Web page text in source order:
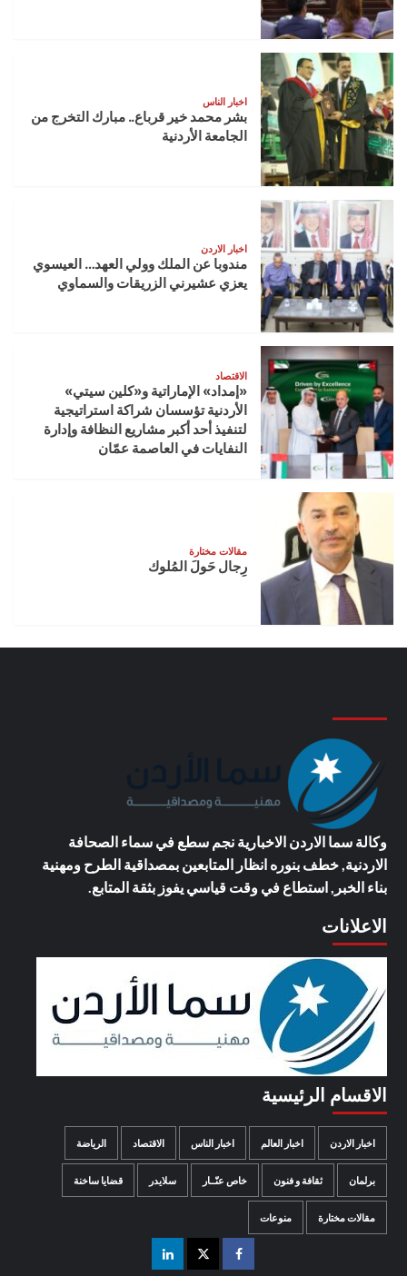
اخبار الناس
بشر محمد خير قرباع.. مبارك التخرج من
الجامعة الأردنية
اخبار الاردن
مندوبا عن الملك وولي العهد… العيسوي
يعزي عشيرني الزريقات والسماوي
الاقتصاد
«إمداد» الإماراتية و«كلين سيتي»
الأردنية تؤسسان شراكة استراتيجية
لتنفيذ أحد أكبر مشاريع النظافة وإدارة
النفايات في العاصمة عمّان
مقالات مختارة
رِجال حَولَ المُلوك
وكالة سما الاردن الاخباريةنجم سطع في سماء الصحافة
الاردنية, خطف بنوره انظار المتابعين بمصداقية الطرح ومهنية
بناء الخبر, استطاع في وقت قياسي يفوز بثقة المتابع.
الاعلانات
الاقسام الرئيسية
اخبار الاردن اخبار العالم اخبار الناس الاقتصاد الرياضة
برلمان ثقافة و فنون خاص عنّــار سلايدر قضايا ساخنة
مقالات مختارة منوعات